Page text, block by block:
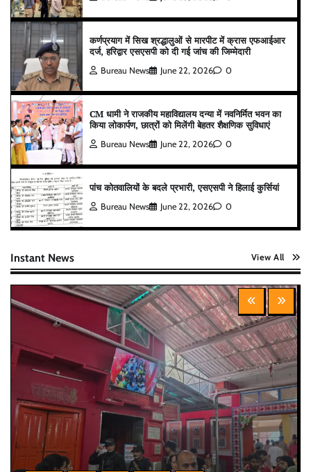
कर्णप्रयाग में सिख श्रद्धालुओं से मारपीट में क्रास एफआईआर
दर्ज, हरिद्वार एसएसपी को दी गई जांच की जिम्मेदारी
Bureau News June 22, 2026 0
CM धामी ने राजकीय महाविद्यालय दन्या में नवनिर्मित भवन का
किया लोकार्पण, छात्रों को मिलेंगी बेहतर शैक्षणिक सुविधाएं
Bureau News June 22, 2026 0
पांच कोतवालियों के बदले प्रभारी, एसएसपी ने हिलाई कुर्सियां
Bureau News June 22, 2026 0
Instant News View All